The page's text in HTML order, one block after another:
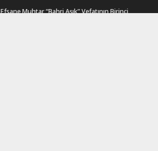
Efsane Muhtar “Bahri Aşık” Vefatının Birinci